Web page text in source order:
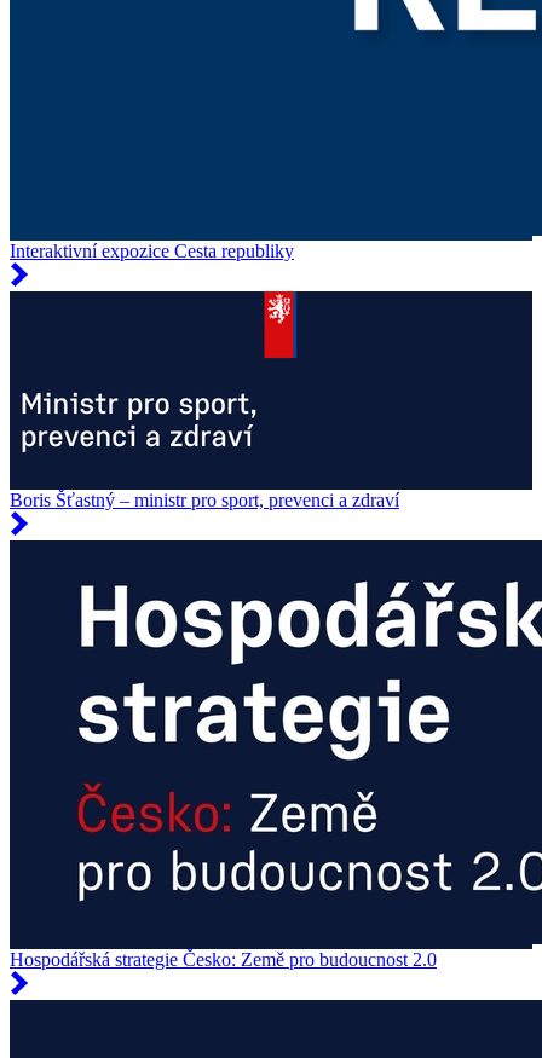
Interaktivní expozice Cesta republiky
Boris Šťastný – ministr pro sport, prevenci a zdraví
Hospodářská strategie Česko: Země pro budoucnost 2.0